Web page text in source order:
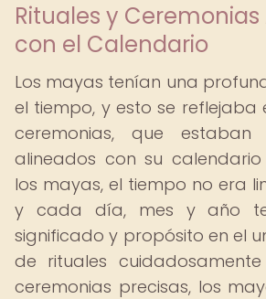
Rituales y
con el Calendario
Los mayas tenían una
el tiempo, y esto se reflejaba
ceremonias, que estaban
alineados con su
los mayas, el tiempo no era
y cada día, mes y año
significado y propósito en el
de rituales
ceremonias precisas, los